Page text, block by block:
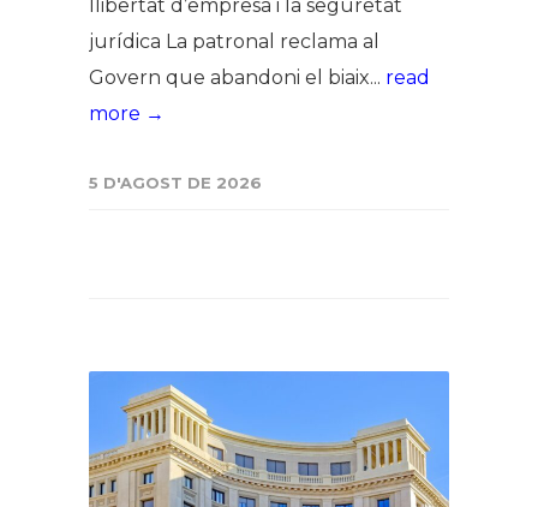
llibertat d’empresa i la seguretat
jurídica La patronal reclama al
Govern que abandoni el biaix... read
more →
5 D'AGOST DE 2026